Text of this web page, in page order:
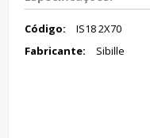
Código:
IS18 2X70
Fabricante:
Sibille